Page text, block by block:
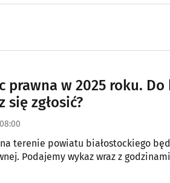
prawna w 2025 roku.
się zgłosić?
terenie powiatu białostockiego
Podajemy wykaz wraz z